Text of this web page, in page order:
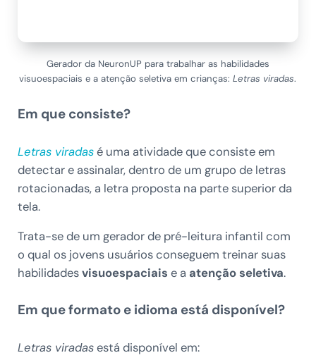
Gerador da NeuronUP para trabalhar as habilidades
visuoespaciais e a atenção seletiva em crianças:Letras viradas.
Em que consiste?
Letras viradasé uma atividade que consiste em
detectar e assinalar, dentro de um grupo de letras
rotacionadas, a letra proposta na parte superior da
tela.
Trata-se de um gerador de pré-leitura infantil com
o qual os jovens usuários conseguem treinar suas
habilidadesvisuoespaciais e a atençãoseletiva.
Em que formato e idioma está disponível?
Letras viradasestá disponível em: